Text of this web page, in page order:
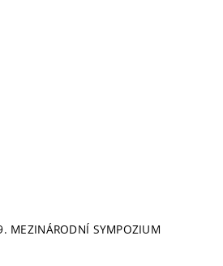
MEZINÁRODNÍ SYMPOZIUM